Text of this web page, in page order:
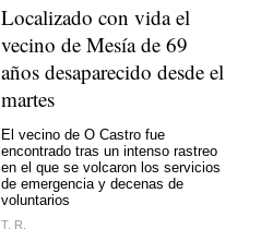
Localizado con vida el
vecino de Mesía de 69
años desaparecido desde el
martes
El vecino de O Castro fue
encontrado tras un intenso rastreo
en el que se volcaron los servicios
de emergencia y decenas de
voluntarios
T. R.